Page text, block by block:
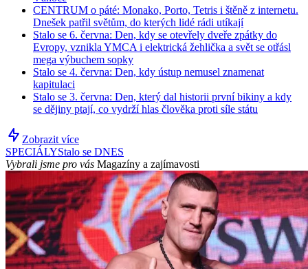
CENTRUM o páté: Monako, Porto, Tetris i štěně z internetu.
Dnešek patřil světům, do kterých lidé rádi utíkají
Stalo se 6. června: Den, kdy se otevřely dveře zpátky do
Evropy, vznikla YMCA i elektrická žehlička a svět se otřásl
mega výbuchem sopky
Stalo se 4. června: Den, kdy ústup nemusel znamenat
kapitulaci
Stalo se 3. června: Den, který dal historii první bikiny a kdy
se dějiny ptají, co vydrží hlas člověka proti síle státu
Zobrazit více
SPECIÁLYStalo se DNES
Vybrali jsme pro vás Magazíny a zajímavosti